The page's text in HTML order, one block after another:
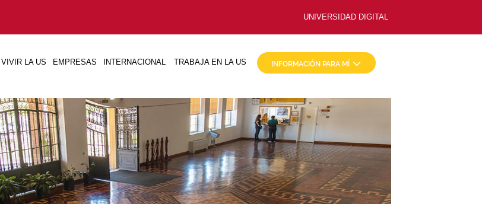
UNIVERSIDAD DIGITAL
VIVIR LA US EMPRESAS INTERNACIONAL TRABAJA EN LA US